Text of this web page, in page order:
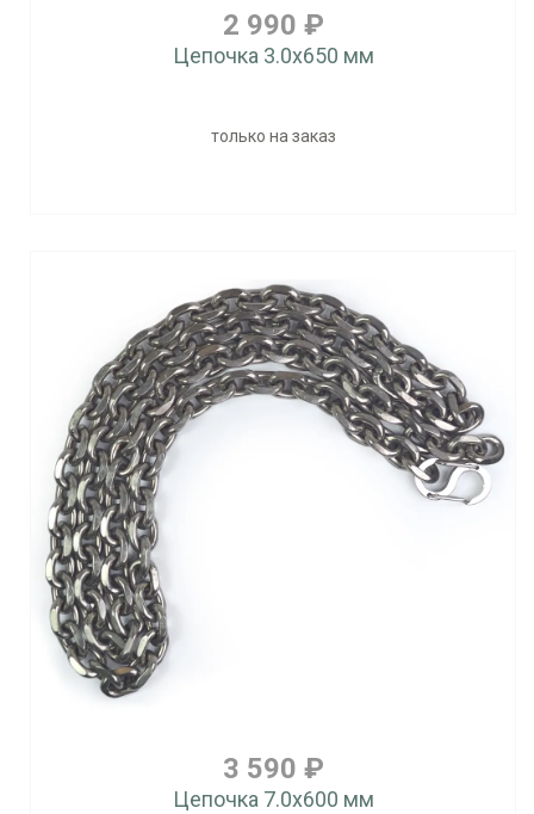
2 990 ₽
Цепочка 3.0x650 мм
только на заказ
3 590 ₽
Цепочка 7.0x600 мм